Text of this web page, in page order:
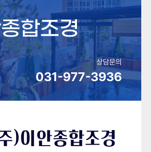
합조경
상담문의
031-977-3936